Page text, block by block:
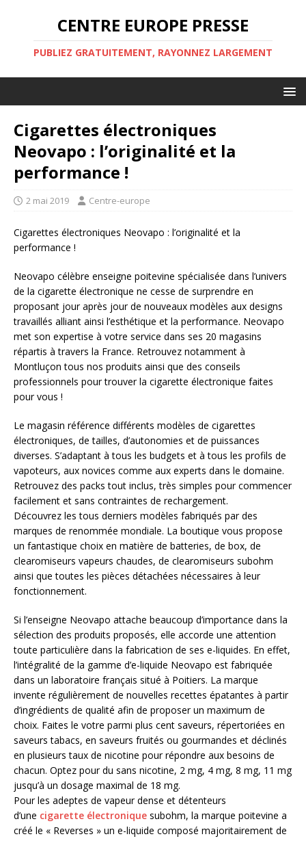
CENTRE EUROPE PRESSE
PUBLIEZ GRATUITEMENT, RAYONNEZ LARGEMENT
Cigarettes électroniques
Neovapo : l’originalité et la
performance !
2 mai 2019 Centre-europe
Cigarettes électroniques Neovapo : l’originalité et la
performance !
Neovapo célèbre enseigne poitevine spécialisée dans l’univers
de la cigarette électronique ne cesse de surprendre en
proposant jour après jour de nouveaux modèles aux designs
travaillés alliant ainsi l’esthétique et la performance. Neovapo
met son expertise à votre service dans ses 20 magasins
répartis à travers la France. Retrouvez notamment à
Montluçon tous nos produits ainsi que des conseils
professionnels pour trouver la cigarette électronique faites
pour vous !
Le magasin référence différents modèles de cigarettes
électroniques, de tailles, d’autonomies et de puissances
diverses. S’adaptant à tous les budgets et à tous les profils de
vapoteurs, aux novices comme aux experts dans le domaine.
Retrouvez des packs tout inclus, très simples pour commencer
facilement et sans contraintes de rechargement.
Découvrez les tous derniers modèles fabriqués par des
marques de renommée mondiale. La boutique vous propose
un fantastique choix en matière de batteries, de box, de
clearomiseurs vapeurs chaudes, de clearomiseurs subohm
ainsi que toutes les pièces détachées nécessaires à leur
fonctionnement.
Si l’enseigne Neovapo attache beaucoup d’importance dans la
sélection des produits proposés, elle accorde une attention
toute particulière dans la fabrication de ses e-liquides. En effet,
l’intégralité de la gamme d’e-liquide Neovapo est fabriquée
dans un laboratoire français situé à Poitiers. La marque
invente régulièrement de nouvelles recettes épatantes à partir
d’ingrédients de qualité afin de proposer un maximum de
choix. Faites le votre parmi plus cent saveurs, répertoriées en
saveurs tabacs, en saveurs fruités ou gourmandes et déclinés
en plusieurs taux de nicotine pour répondre aux besoins de
chacun. Optez pour du sans nicotine, 2 mg, 4 mg, 8 mg, 11 mg
jusqu’à un dosage maximal de 18 mg.
Pour les adeptes de vapeur dense et détenteurs
d’une cigarette électronique subohm, la marque poitevine a
créé le « Reverses » un e-liquide composé majoritairement de